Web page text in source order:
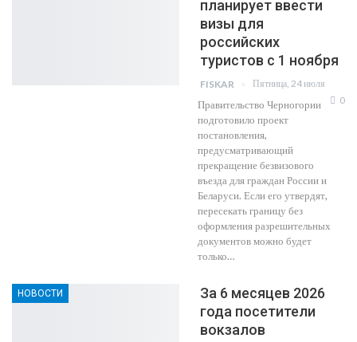
планирует ввести
визы для
российских
туристов с 1 ноября
FISKAR
Пятница, 24 июля
0
Правительство Черногории
подготовило проект
постановления,
предусматривающий
прекращение безвизового
въезда для граждан России и
Беларуси. Если его утвердят,
пересекать границу без
оформления разрешительных
документов можно будет
только…
НОВОСТИ
За 6 месяцев 2026
года посетители
вокзалов